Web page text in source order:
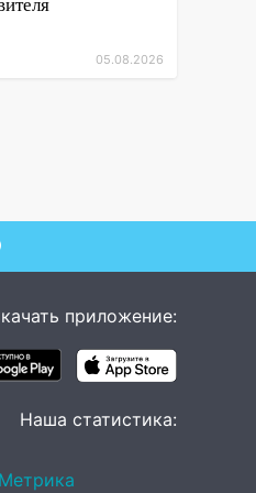
05.08.2026
приложение:
Наша статистика: